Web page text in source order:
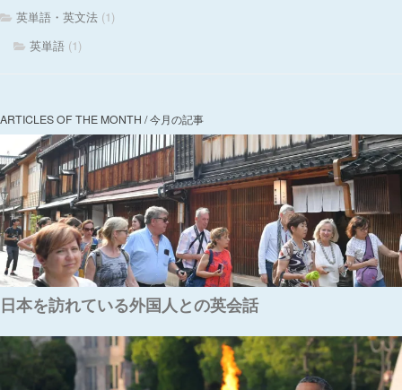
英単語・英文法 (1)
英単語 (1)
ARTICLES OF THE MONTH / 今月の記事
日本を訪れている外国人との英会話